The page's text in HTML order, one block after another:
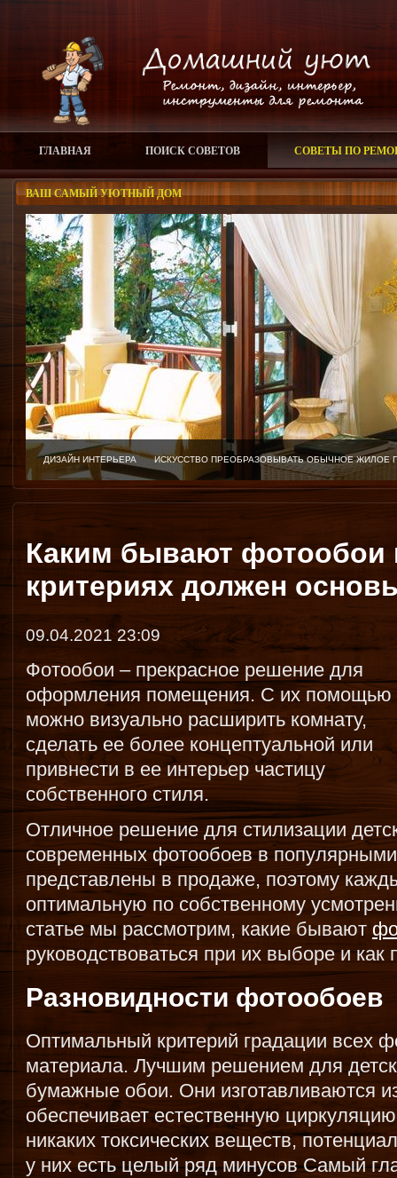
ГЛАВНАЯ ПОИСК СОВЕТОВ СОВЕТЫ ПО
ВАШ САМЫЙ УЮТНЫЙ ДОМ
ДИЗАЙН ИНТЕРЬЕРА ИСКУССТВО ПРЕОБРАЗОВЫВАТЬ ОБЫЧНОЕ
Каким бывают фотообои
критериях должен
09.04.2021 23:09
Фотообои – прекрасное решение для
оформления помещения. С их помощью
можно визуально расширить комнату,
сделать ее более концептуальной или
привнести в ее интерьер частицу
собственного стиля.
Отличное решение для стилизации
современных фотообоев в
представлены в продаже, поэтому
оптимальную по собственному
статье мы рассмотрим, какие бывают
руководствоваться при их выборе и как
Разновидности фотообоев
Оптимальный критерий градации всех
материала. Лучшим решением для
бумажные обои. Они изготавливаются
обеспечивает естественную
никаких токсических веществ,
у них есть целый ряд минусов Самый